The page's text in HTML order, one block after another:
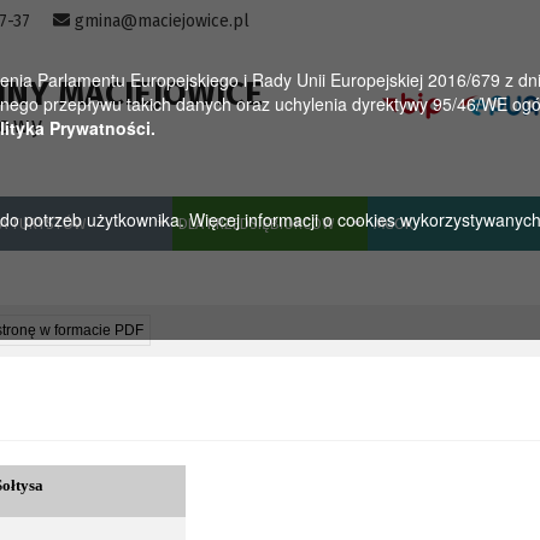
Parlamentu Europejskiego i Rady Unii Europejskiej 2016/679 z
przepływu takich danych oraz uchylenia dyrektywy 95/46/WE
Prywatności.
potrzeb użytkownika. Więcej informacji o cookies
37 gmina@maciejowice.pl
MACIEJOWICE
TURYSTÓW DLA PRZEDSIĘBIORCÓW MGOK
w formacie PDF